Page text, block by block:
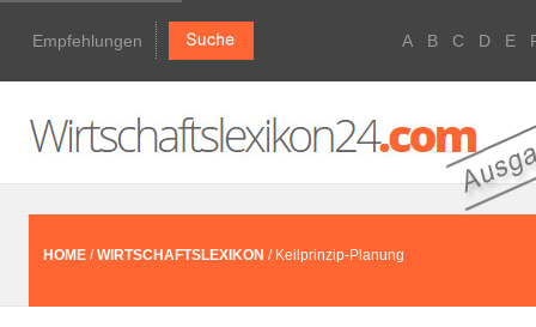
Empfehlungen A B C D E
HOME /WIRTSCHAFTSLEXIKON / Keilprinzip-Planung